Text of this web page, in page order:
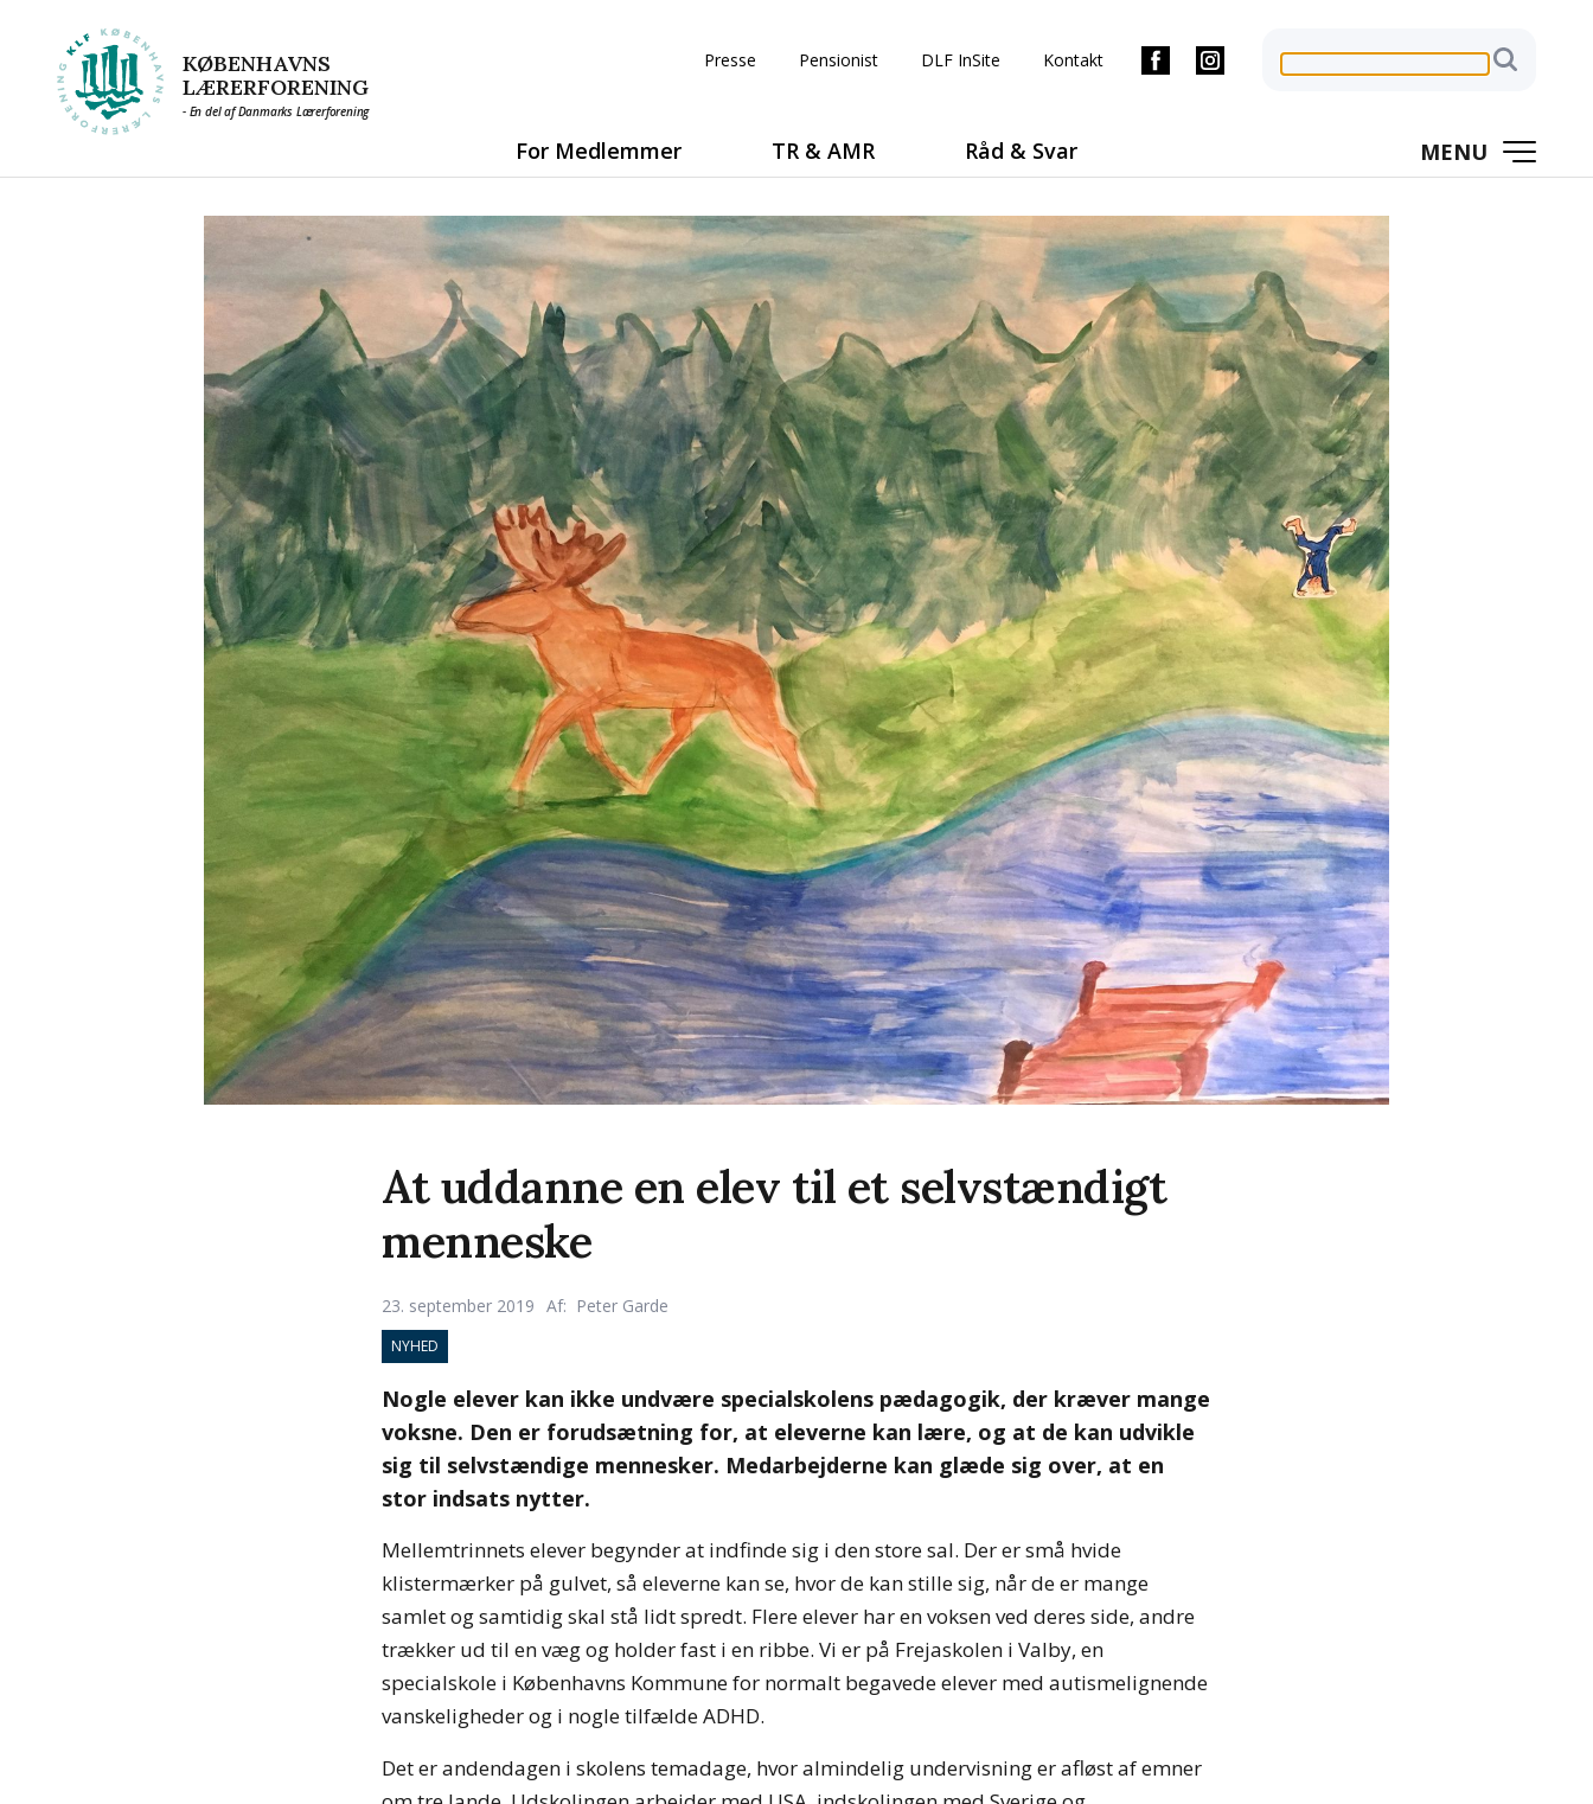
KØBENHAVNS
LÆRERFORENING
- En del af Danmarks Lærerforening
Presse Pensionist DLF InSite Kontakt
For Medlemmer TR & AMR Råd & Svar
At uddanne en elev til et selvstændigt
menneske
23. september 2019 Af: Peter Garde
NYHED
Nogle elever kan ikke undvære specialskolens pædagogik, der kræver mange
voksne. Den er forudsætning for, at eleverne kan lære, og at de kan udvikle
sig til selvstændige mennesker. Medarbejderne kan glæde sig over, at en
stor indsats nytter.
Mellemtrinnets elever begynder at indfinde sig i den store sal. Der er små hvide
klistermærker på gulvet, så eleverne kan se, hvor de kan stille sig, når de er mange
samlet og samtidig skal stå lidt spredt. Flere elever har en voksen ved deres side, andre
trækker ud til en væg og holder fast i en ribbe. Vi er på Frejaskolen i Valby, en
specialskole i Københavns Kommune for normalt begavede elever med autismelignende
vanskeligheder og i nogle tilfælde ADHD.
Det er andendagen i skolens temadage, hvor almindelig undervisning er afløst af emner